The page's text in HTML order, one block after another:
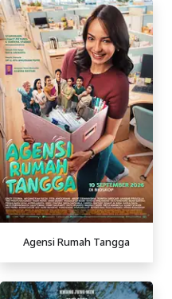
Agensi Rumah Tangga